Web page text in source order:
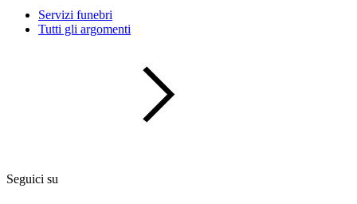
Servizi funebri
Tutti gli argomenti
Seguici su